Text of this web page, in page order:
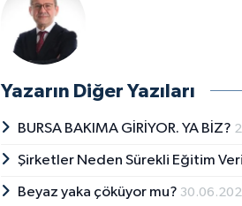
Yazarın Diğer Yazıları
BURSA BAKIMA GİRİYOR. YA BİZ?
Şirketler Neden Sürekli Eğitim
Beyaz yaka çöküyor mu?